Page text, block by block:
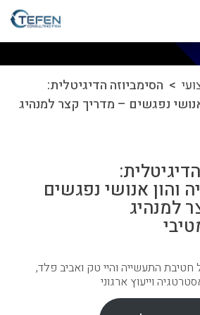
> הסימביוזה הדיגיטלית:
נפגשים – מדריך קצר למנהיג
והון אנושי נפגשים
למנהיג
חטיבת התעשייה והיי טק ואביב פלד,
וייעוץ ארגוני